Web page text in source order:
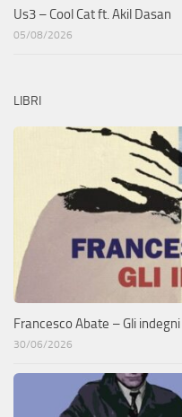
Us3 – Cool Cat ft. Akil Dasan
05/08/2026
LIBRI
Francesco Abate – Gli indegni
30/06/2026